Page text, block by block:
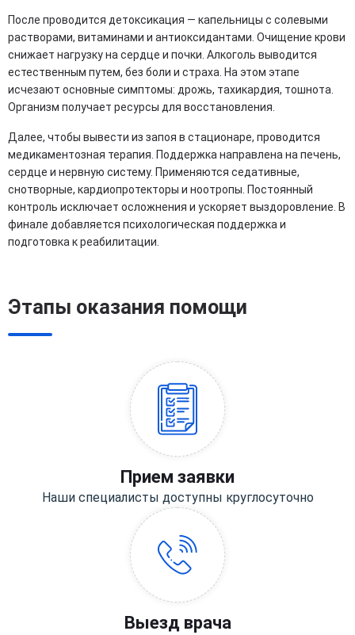
После проводится детоксикация — капельницы с солевыми
растворами, витаминами и антиоксидантами. Очищение крови
снижает нагрузку на сердце и почки. Алкоголь выводится
естественным путем, без боли и страха. На этом этапе
исчезают основные симптомы: дрожь, тахикардия, тошнота.
Организм получает ресурсы для восстановления.
Далее, чтобы вывести из запоя в стационаре, проводится
медикаментозная терапия. Поддержка направлена на печень,
сердце и нервную систему. Применяются седативные,
снотворные, кардиопротекторы и ноотропы. Постоянный
контроль исключает осложнения и ускоряет выздоровление. В
финале добавляется психологическая поддержка и
подготовка к реабилитации.
Этапы оказания помощи
Прием заявки
Наши специалисты доступны круглосуточно
Выезд врача